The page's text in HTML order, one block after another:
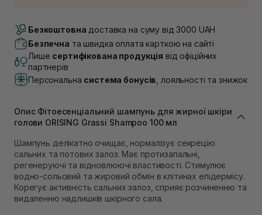
В наявності
Самовивіз м. Луцьк, вул. Винниченка 4
В наявності
Самовивіз м. Львів, вул. Академіка Підстригача, 1В
(Duck’s Lake)
В наявності
В наявності
Самовивіз м. Львів, вул. Степана Бандери 45
Самовивіз м. Рівне, вул. 16-го Липня, 15
В наявності
Самовивіз м. Рівне, вул. Кулика і Гудачека 23 (ТЦ
Екватор)
В наявності
Безкоштовна доставка на суму від 3000 UAH
Безпечна та швидка оплата карткою на сайті
Лише сертифікована продукція від офіційних
партнерів
Персональна система бонусів , лояльності та знижок
Опис Фітоесенціальний шампунь для жирної шкіри
голови ORISING Grassi Shampoo 100 мл
Шампунь делікатно очищає, нормалізує секрецію
сальних та потових залоз. Має протизапальні,
регенеруючі та відновлюючі властивості. Стимулює
водно-сольовий та жировий обмін в клітинах епідермісу.
Корегує активність сальних залоз, сприяє розчиненню та
видаленню надлишків шкірного сала.